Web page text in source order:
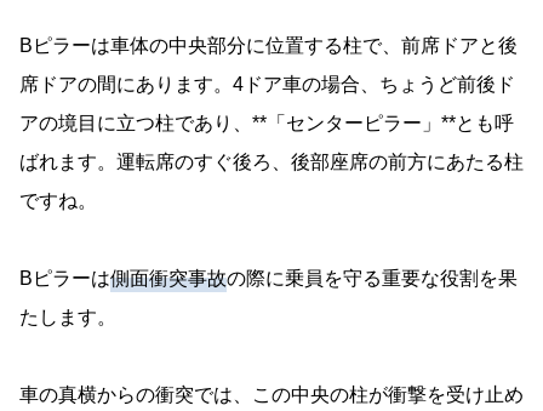
Bピラーは車体の中央部分に位置する柱で、前席ドアと後
席ドアの間にあります。4ドア車の場合、ちょうど前後ド
アの境目に立つ柱であり、**「センターピラー」**とも呼
ばれます。運転席のすぐ後ろ、後部座席の前方にあたる柱
ですね。
Bピラーは側面衝突事故の際に乗員を守る重要な役割を果
たします。
車の真横からの衝突では、この中央の柱が衝撃を受け止め